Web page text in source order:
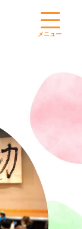
メニュー